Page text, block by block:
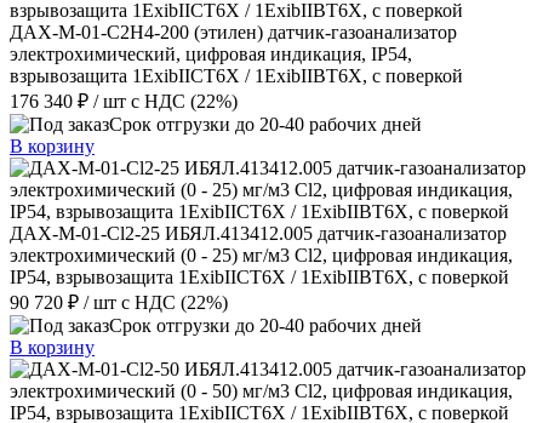
ДАХ-М-01-C2H4-200 (этилен) датчик-газоанализатор
электрохимический, цифровая индикация, IP54,
взрывозащита 1ExibIICT6X / 1ExibIIBT6X, с поверкой
176 340 ₽ / шт с НДС (22%)
Срок отгрузки до 20-40 рабочих дней
В корзину
ДАХ-М-01-Cl2-25 ИБЯЛ.413412.005 датчик-газоанализатор
электрохимический (0 - 25) мг/м3 Cl2, цифровая индикация,
IP54, взрывозащита 1ExibIICT6X / 1ExibIIBT6X, с поверкой
90 720 ₽ / шт с НДС (22%)
Срок отгрузки до 20-40 рабочих дней
В корзину